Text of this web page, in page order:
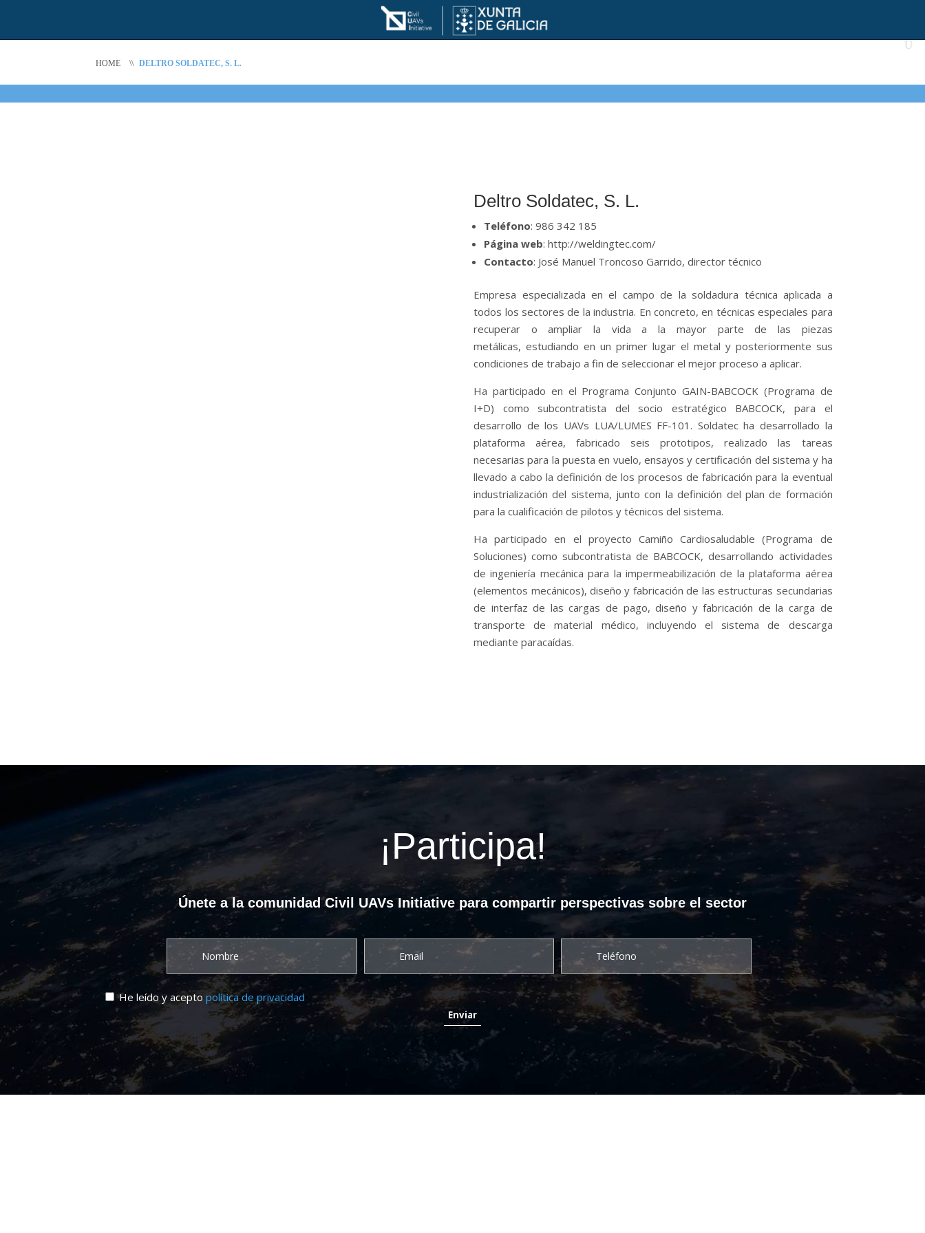
HOME \\ DELTRO SOLDATEC, S. L.
Deltro Soldatec, S. L.
Teléfono: 986 342 185
Página web: http://weldingtec.com/
Contacto: José Manuel Troncoso Garrido, director técnico
Empresa especializada en el campo de la soldadura técnica aplicada a
todos los sectores de la industria. En concreto, en técnicas especiales para
recuperar o ampliar la vida a la mayor parte de las piezas
metálicas, estudiando en un primer lugar el metal y posteriormente sus
condiciones de trabajo a fin de seleccionar el mejor proceso a aplicar.
Ha participado en el Programa Conjunto GAIN-BABCOCK (Programa de
I+D) como subcontratista del socio estratégico BABCOCK, para el
desarrollo de los UAVs LUA/LUMES FF-101. Soldatec ha desarrollado la
plataforma aérea, fabricado seis prototipos, realizado las tareas
necesarias para la puesta en vuelo, ensayos y certificación del sistema y ha
llevado a cabo la definición de los procesos de fabricación para la eventual
industrialización del sistema, junto con la definición del plan de formación
para la cualificación de pilotos y técnicos del sistema.
Ha participado en el proyecto Camiño Cardiosaludable (Programa de
Soluciones) como subcontratista de BABCOCK, desarrollando actividades
de ingeniería mecánica para la impermeabilización de la plataforma aérea
(elementos mecánicos), diseño y fabricación de las estructuras secundarias
de interfaz de las cargas de pago, diseño y fabricación de la carga de
transporte de material médico, incluyendo el sistema de descarga
mediante paracaídas.
¡Participa!
Únete a la comunidad Civil UAVs Initiative para compartir perspectivas sobre el sector
He leído y aceptopolítica de privacidad